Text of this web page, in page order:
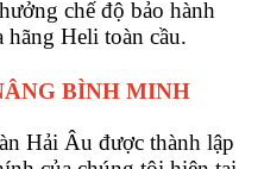
chế độ bảo hành
hãng Heli toàn cầu.
BÌNH MINH
Hải Âu được thành lập